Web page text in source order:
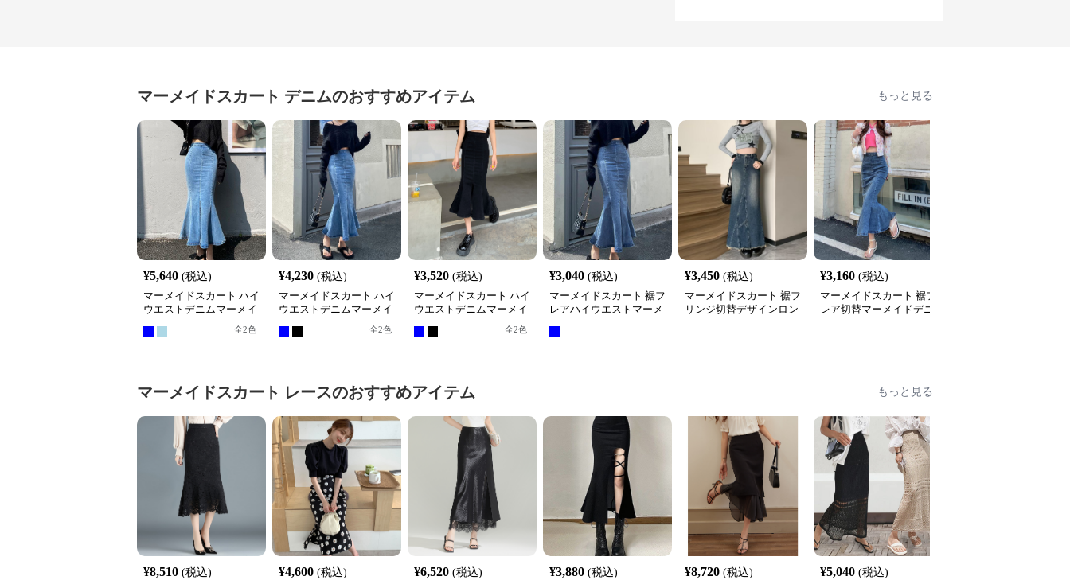
マーメイドスカート デニムのおすすめアイテム もっと見る
¥5,640 (税込)
マーメイドスカート ハイ
ウエストデニムマーメイ
全2色
¥4,230 (税込)
マーメイドスカート ハイ
ウエストデニムマーメイ
全2色
¥3,520 (税込)
マーメイドスカート ハイ
ウエストデニムマーメイ
全2色
¥3,040 (税込)
マーメイドスカート 裾フ
レアハイウエストマーメ
ト
¥3,450 (税込)
マーメイドスカート 裾フ
リンジ切替デザインロン
¥3,160 (税込)
マーメイドスカート 裾フ
レア切替マーメイドデニ
マーメイドスカート レースのおすすめアイテム もっと見る
¥8,510 (税込)
¥4,600 (税込)
¥6,520 (税込)
¥3,880 (税込)
¥8,720 (税込)
¥5,040 (税込)